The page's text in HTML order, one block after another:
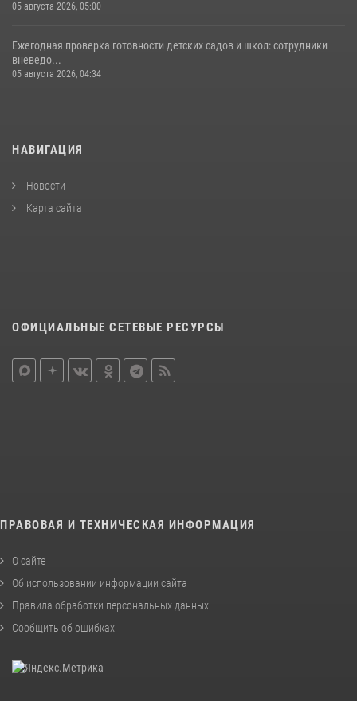
05 августа 2026, 05:00
Ежегодная проверка готовности детских садов и школ: сотрудники
вневедо...
05 августа 2026, 04:34
НАВИГАЦИЯ
Новости
Карта сайта
ОФИЦИАЛЬНЫЕ СЕТЕВЫЕ РЕСУРСЫ
ПРАВОВАЯ И ТЕХНИЧЕСКАЯ ИНФОРМАЦИЯ
О сайте
Об использовании информации сайта
Правила обработки персональных данных
Сообщить об ошибках